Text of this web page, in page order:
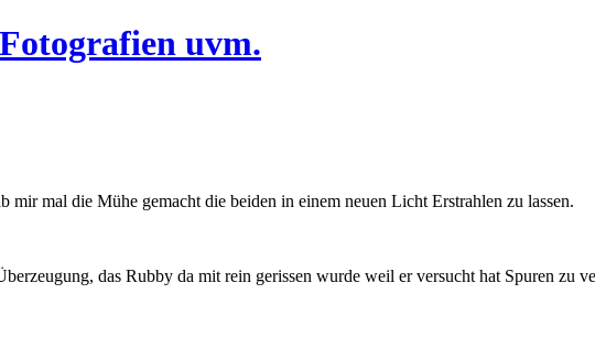
mir mal die Mühe gemacht die beiden in einem neuen Licht Erstrahlen zu lassen.
das Rubby da mit rein gerissen wurde weil er versucht hat Spuren zu